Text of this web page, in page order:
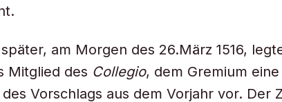
am Morgen des 26.März 1516,
Mitglied des Collegio, dem Gremium
des Vorschlags aus dem Vorjahr vor. Der